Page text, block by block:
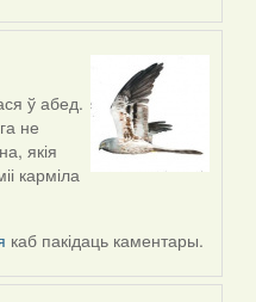
ў абед.
не
якія
карміла
каб пакідаць каментары.